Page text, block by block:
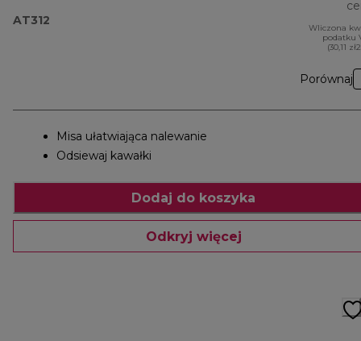
AT312
Wliczona
podatku
(30,11
Porównaj
Misa ułatwiająca nalewanie
Odsiewaj kawałki
Dodaj do koszyka
Odkryj więcej